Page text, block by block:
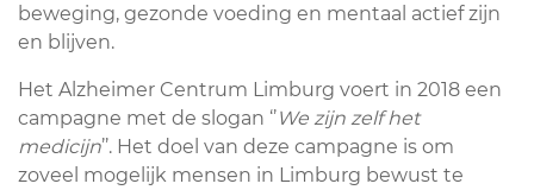
beweging, gezonde voeding en mentaal actief zijn
en blijven.
Het Alzheimer Centrum Limburg voert in 2018 een
campagne met de slogan ‘’We zijn zelf het
medicijn’’. Het doel van deze campagne is om
zoveel mogelijk mensen in Limburg bewust te